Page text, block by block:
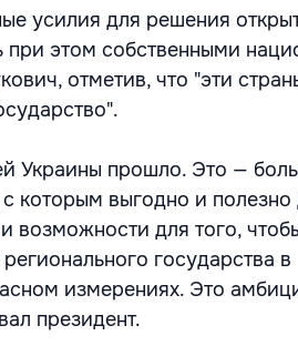
усилия для решения
этом собственными
отметив, что "эти
Украины прошло. Это —
которым выгодно и
возможности для того,
государства в
измерениях. Это
президент.